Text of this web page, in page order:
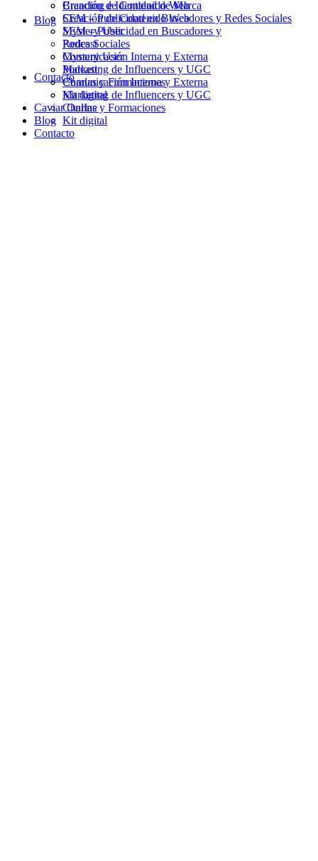
Branding e Identidad de Marca
Creación de Contenido Web
SEM – Publicidad en Buscadores y
Redes Sociales
Mystery User
Podcast
Comunicación Interna y Externa
Marketing de Influencers y UGC
Charlas y Formaciones
Kit digital
Blog
Contacto
Creación de Contenido Web
SEM – Publicidad en Buscadores y Redes Sociales
Mystery User
Podcast
Comunicación Interna y Externa
Marketing de Influencers y UGC
Charlas y Formaciones
Kit digital
Caviar Online
Blog
Contacto